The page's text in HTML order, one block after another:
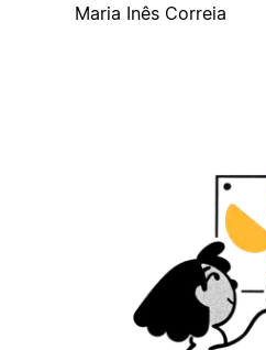
Maria Inês Correia